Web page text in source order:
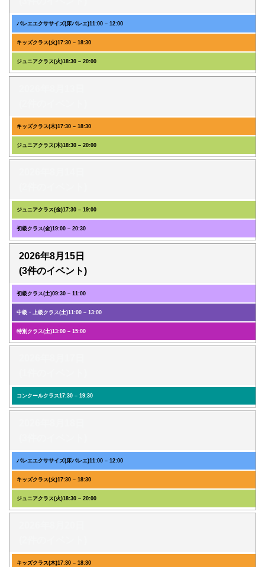
バレエエクササイズ(床バレエ)11:00 – 12:00
キッズクラス(火)17:30 – 18:30
ジュニアクラス(火)18:30 – 20:00
キッズクラス(木)17:30 – 18:30
ジュニアクラス(木)18:30 – 20:00
ジュニアクラス(金)17:30 – 19:00
初級クラス(金)19:00 – 20:30
2026年8月15日
(3件のイベント)
初級クラス(土)09:30 – 11:00
中級・上級クラス(土)11:00 – 13:00
特別クラス(土)13:00 – 15:00
コンクールクラス17:30 – 19:30
バレエエクササイズ(床バレエ)11:00 – 12:00
キッズクラス(火)17:30 – 18:30
ジュニアクラス(火)18:30 – 20:00
キッズクラス(木)17:30 – 18:30